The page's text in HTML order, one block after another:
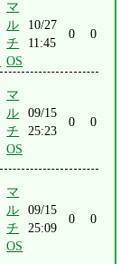
マ
ル
チ
OS
10/27
11:45
0 0
マ
ル
チ
OS
09/15
25:23
0 0
マ
ル
チ
OS
09/15
25:09
0 0